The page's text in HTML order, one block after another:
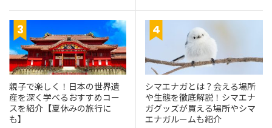
親子で楽しく！日本の世界遺
産を深く学べるおすすめコー
スを紹介【夏休みの旅行に
も】
シマエナガとは？会える場所
や生態を徹底解説！シマエナ
ガグッズが買える場所やシマ
エナガルームも紹介